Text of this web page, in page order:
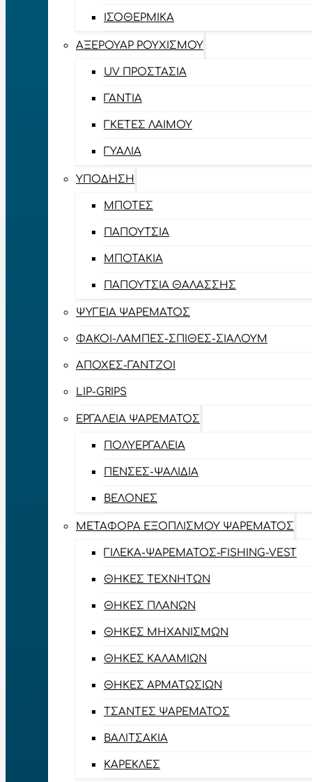
ΙΣΟΘΕΡΜΙΚΆ
ΑΞΕΡΟΥΆΡ ΡΟΥΧΙΣΜΟΎ
UV ΠΡΟΣΤΑΣΊΑ
ΓΆΝΤΙΑ
ΓΚΈΤΕΣ ΛΑΊΜΟΥ
ΓΥΑΛΙΆ
ΥΠΌΔΗΣΗ
ΜΠΌΤΕΣ
ΠΑΠΟΎΤΣΙΑ
ΜΠΟΤΆΚΙΑ
ΠΑΠΟΎΤΣΙΑ ΘΑΛΆΣΣΗΣ
ΨΥΓΕΊΑ ΨΑΡΈΜΑΤΟΣ
ΦΑΚΟΊ-ΛΆΜΠΕΣ-ΣΠΊΘΕΣ-ΣΊΑΛΟΥΜ
ΑΠΌΧΕΣ-ΓΆΝΤΖΟΙ
LIP-GRIPS
EΡΓΑΛΕΊΑ ΨΑΡΈΜΑΤΟΣ
ΠΟΛΥΕΡΓΑΛΕΊΑ
ΠΈΝΣΕΣ-ΨΑΛΊΔΙΑ
ΒΕΛΌΝΕΣ
ΜΕΤΑΦΟΡΆ ΕΞΟΠΛΙΣΜΟΎ ΨΑΡΈΜΑΤΟΣ
ΓΙΛΈΚΑ-ΨΑΡΈΜΑΤΟΣ-FISHING-VEST
ΘΉΚΕΣ ΤΕΧΝΗΤΏΝ
ΘΉΚΕΣ ΠΛΆΝΩΝ
ΘΉΚΕΣ ΜΗΧΑΝΙΣΜΏΝ
ΘΉΚΕΣ ΚΑΛΑΜΙΏΝ
ΘΉΚΕΣ ΑΡΜΑΤΩΣΙΏΝ
ΤΣΆΝΤΕΣ ΨΑΡΈΜΑΤΟΣ
ΒΑΛΙΤΣΆΚΙΑ
ΚΑΡΈΚΛΕΣ